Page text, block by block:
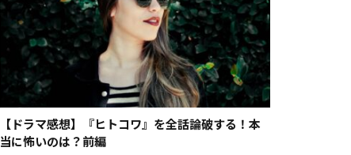
【ドラマ感想】『ヒトコワ』を全話論破する！本
当に怖いのは？前編